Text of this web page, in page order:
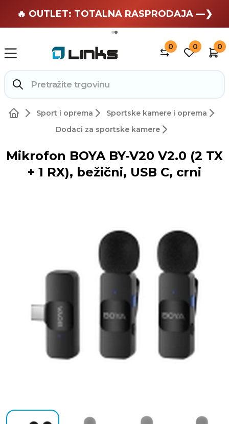
🏄 Zaslužuješ odmor —❯
🔥 OUTLET: TOTALNA RASPRODAJA —❯
0 0 0
Sport i oprema
Sportske kamere i oprema
Dodaci za sportske kamere
Mikrofon BOYA BY-V20 V2.0 (2 TX
+ 1 RX), bežični, USB C, crni